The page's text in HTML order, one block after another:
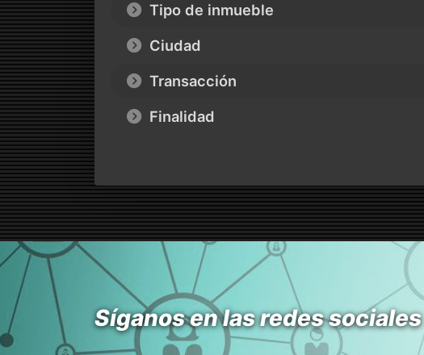
Tipo de inmueble
Ciudad
Transacción
Finalidad
Síganos en las redes sociales